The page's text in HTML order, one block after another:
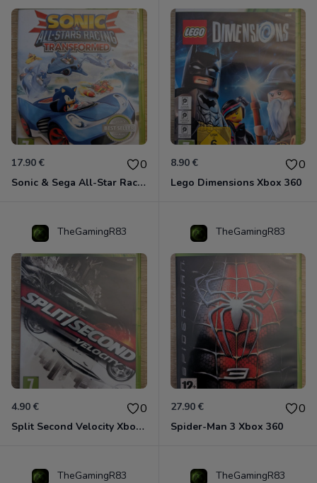
17.90 € 0
Sonic & Sega All-Star Racing - Transformed Xbox 360
8.90 € 0
Lego Dimensions Xbox 360
TheGamingR83
4.90 € 0
Split Second Velocity Xbox 360
TheGamingR83
27.90 € 0
Spider-Man 3 Xbox 360
TheGamingR83 TheGamingR83